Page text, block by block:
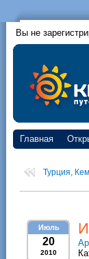
Вы не
Главная
Турция,
Июль
20
2010